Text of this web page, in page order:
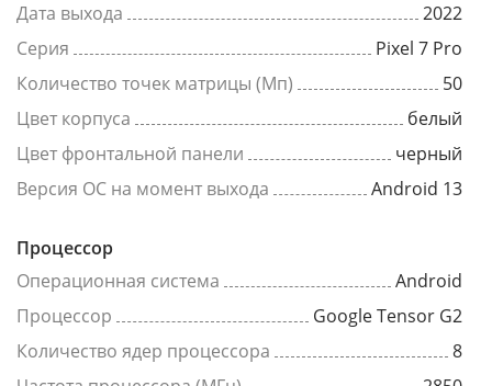
Дата выхода
2022
Серия
Pixel 7 Pro
Количество точек матрицы (Мп)
50
Цвет корпуса
белый
Цвет фронтальной панели
черный
Версия ОС на момент выхода
Android 13
Процессор
Операционная система
Android
Процессор
Google Tensor G2
Количество ядер процессора
8